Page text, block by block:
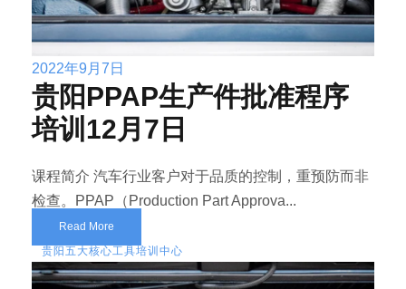
2022年9月7日
贵阳PPAP生产件批准程序
培训12月7日
课程简介 汽车行业客户对于品质的控制，重预防而非
检查。PPAP（Production Part Approva...
Read More
贵阳五大核心工具培训中心